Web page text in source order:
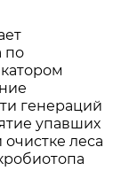
по
генераций
упавших
леса